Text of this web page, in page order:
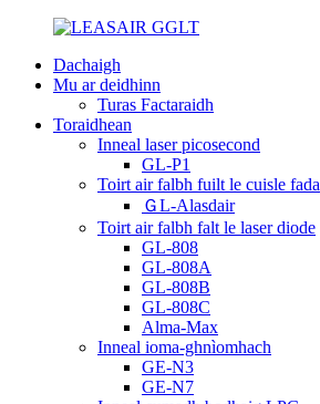
Dachaigh
Mu ar deidhinn
Turas Factaraidh
Toraidhean
Inneal laser picosecond
GL-P1
Toirt air falbh fuilt le cuisle fada
ＧL-Alasdair
Toirt air falbh falt le laser diode
GL-808
GL-808A
GL-808B
GL-808C
Alma-Max
Inneal ioma-ghnìomhach
GE-N3
GE-N7